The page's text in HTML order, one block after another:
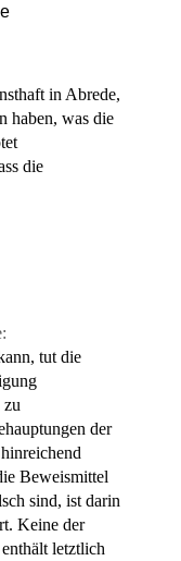
in Abrede,
haben, was die
die
tut die
zu
der
Beweismittel
sind, ist darin
Keine der
letztlich